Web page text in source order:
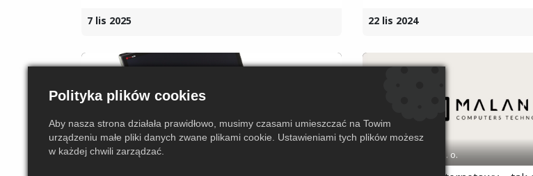
7 lis 2025 22 lis 2024
Malanet Sp. z o. o. Malanet Sp. z o. o.
Polityka plików cookies
Aby nasza strona działała prawidłowo, musimy czasami umieszczać na Towim
urządzeniu małe pliki danych zwane plikami cookie. Ustawieniami tych plików możesz
w każdej chwili zarządzać.